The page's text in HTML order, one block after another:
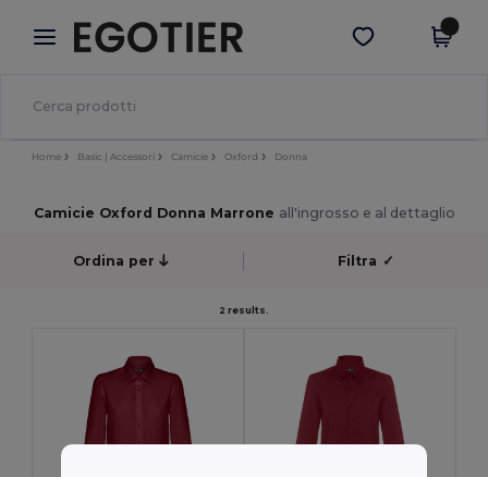
× App Egotier
Prezzi migliori sull'app!
Scarica app
Home Basic | Accessori Camicie Oxford Donna
Camicie Oxford Donna Marrone all'ingrosso e al dettaglio
Ordina per Filtra ✓
2 results.